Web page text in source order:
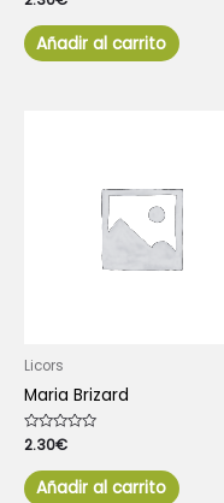
con
de
5
Añadir al carrito
Licors
Maria Brizard
Valorado
con
de
5
2.30€
Añadir al carrito